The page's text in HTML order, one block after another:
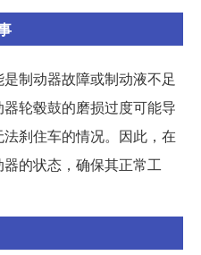
制动器故障或制动液不足
轮毂鼓的磨损过度可能导
刹住车的情况。因此，在
的状态，确保其正常工